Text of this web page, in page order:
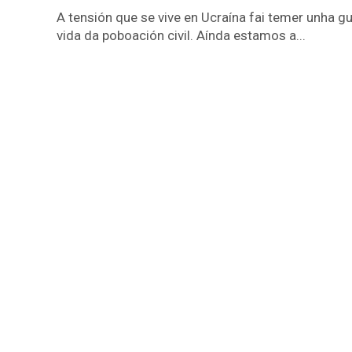
A tensión que se vive en Ucraína fai temer unha
vida da poboación civil. Aínda estamos a...